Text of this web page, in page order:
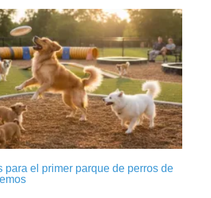
para el primer parque de perros de